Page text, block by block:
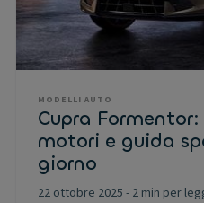
MODELLI AUTO
Cupra
motori e guida
giorno
22 ottobre 2025 - 2 min per